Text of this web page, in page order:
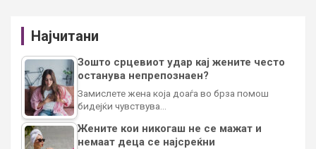
Најчитани
Зошто срцевиот удар кај жените често
останува непрепознаен?
Замислете жена која доаѓа во брза помош
бидејќи чувствува…
Жените кои никогаш не се мажат и
немаат деца се најсреќни